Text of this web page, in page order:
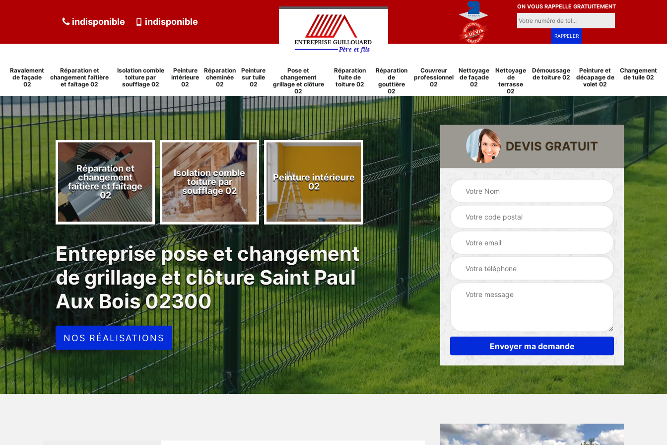
indisponible indisponible
ON VOUS RAPPELLE GRATUITEMENT
Ravalement
de façade
02
Réparation et
changement faîtière
et faîtage 02
Isolation comble
toiture par
soufflage 02
Peinture
intérieure
02
Réparation
cheminée
02
Peinture
sur tuile
02
Pose et
changement
grillage et clôture
02
Réparation
fuite de
toiture 02
Réparation
de
gouttière
02
Couvreur
professionnel
02
Nettoyage
de façade
02
Nettoyage
de
terrasse
02
Démoussage
de toiture 02
Peinture et
décapage de
volet 02
Changement
de tuile 02
de
02
Réparation et
changement
faîtière et faîtage
02
Isolation comble
toiture par
soufflage 02
Peinture intérieure
02
Réparation
cheminée 02
Peinture sur tuile
Pose et
changement
grillage et clôture
02
Entreprise pose et changement
de grillage et clôture Saint Paul
Aux Bois 02300
NOS RÉALISATIONS
DEVIS GRATUIT